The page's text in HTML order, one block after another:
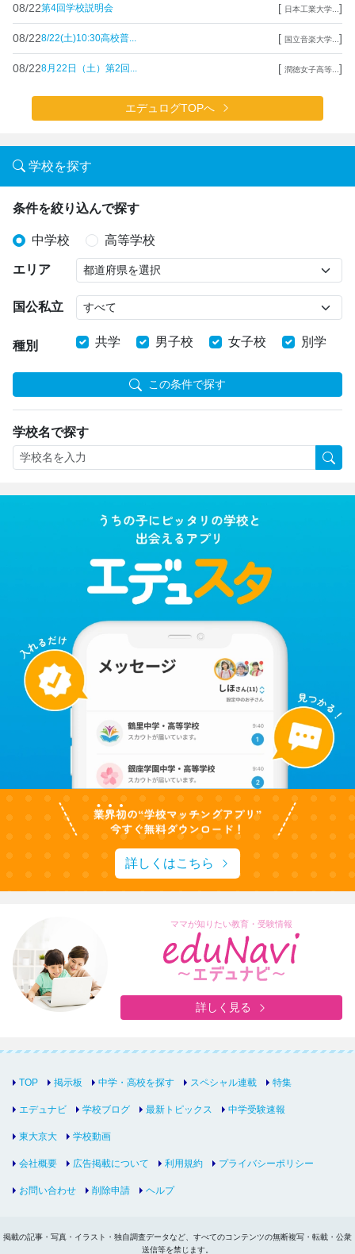
08/22第4回学校説明会 [ 日本工業大学... ]
08/228/22(土)10:30高校普... [ 国立音楽大学... ]
08/228月22日（土）第2回... [ 潤徳女子高等... ]
エデュログTOPへ
学校を探す
条件を絞り込んで探す
中学校 高等学校
エリア
国公私立
種別 共学 男子校 女子校 別学
この条件で探す
学校名で探す
詳しくはこちら
ママが知りたい教育・受験情報
詳しく見る
TOP 掲示板 中学・高校を探す スペシャル連載 特集
エデュナビ 学校ブログ 最新トピックス 中学受験速報
東大京大 学校動画
会社概要 広告掲載について 利用規約 プライバシーポリシー
お問い合わせ 削除申請 ヘルプ
掲載の記事・写真・イラスト・独自調査データなど、すべてのコンテンツの無断複写・転載・公衆
送信等を禁じます。